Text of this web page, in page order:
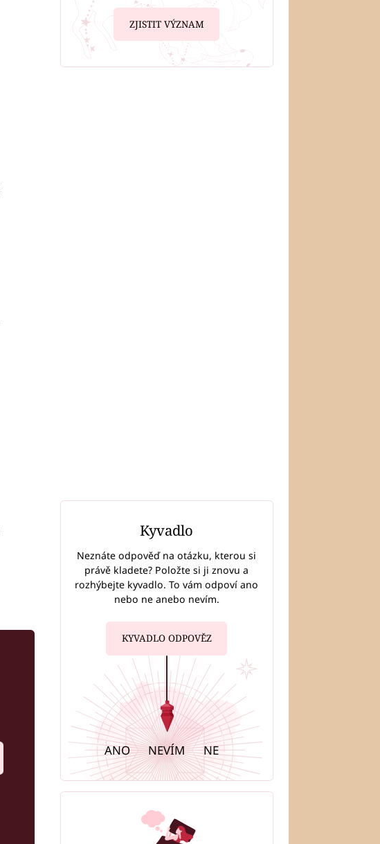
ZJISTIT VÝZNAM
Kyvadlo
Neznáte odpověď na otázku, kterou si
právě kladete? Položte si ji znovu a
rozhýbejte kyvadlo. To vám odpoví ano
nebo ne anebo nevím.
KYVADLO ODPOVĚZ
ANO NEVÍM NE